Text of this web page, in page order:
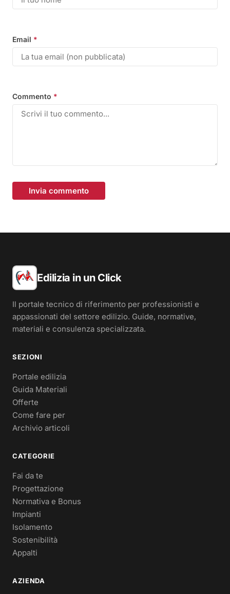
Email *
Commento *
Invia commento
Edilizia in un Click
Il portale tecnico di riferimento per professionisti e
appassionati del settore edilizio. Guide, normative,
materiali e consulenza specializzata.
SEZIONI
Portale edilizia
Guida Materiali
Offerte
Come fare per
Archivio articoli
CATEGORIE
Fai da te
Progettazione
Normativa e Bonus
Impianti
Isolamento
Sostenibilità
Appalti
AZIENDA